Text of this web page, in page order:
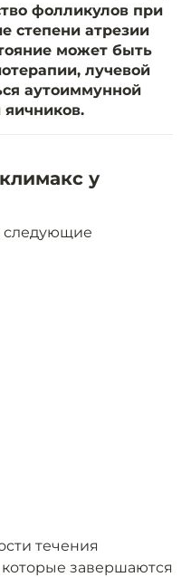
фолликулов при
степени атрезии
может быть
лучевой
аутоиммунной
у
следующие
течения
завершаются